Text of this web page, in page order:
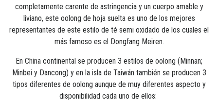
completamente carente de astringencia y un cuerpo amable y
liviano, este oolong de hoja suelta es uno de los mejores
representantes de este estilo de té semi oxidado de los cuales el
más famoso es el Dongfang Meiren.
En China continental se producen 3 estilos de oolong (Minnan;
Minbei y Dancong) y en la isla de Taiwán también se producen 3
tipos diferentes de oolong aunque de muy diferentes aspecto y
disponibilidad cada uno de ellos: